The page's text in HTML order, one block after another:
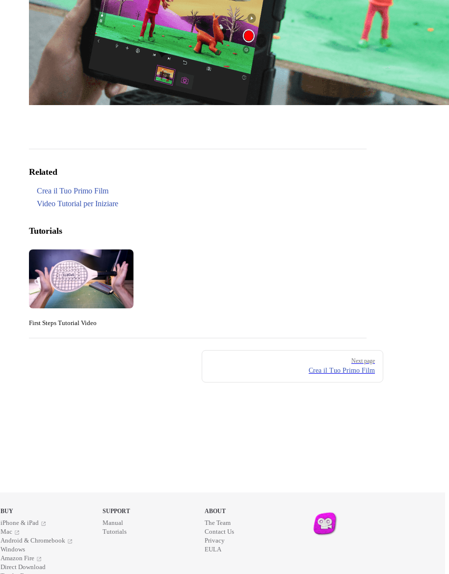
Related
Crea il Tuo Primo Film
Video Tutorial per Iniziare
Tutorials
First Steps Tutorial Video
Next page
Crea il Tuo Primo Film
BUY
iPhone & iPad
Mac
Android & Chromebook
Windows
Amazon Fire
Direct Download
SUPPORT
Manual
Tutorials
ABOUT
The Team
Contact Us
Privacy
EULA